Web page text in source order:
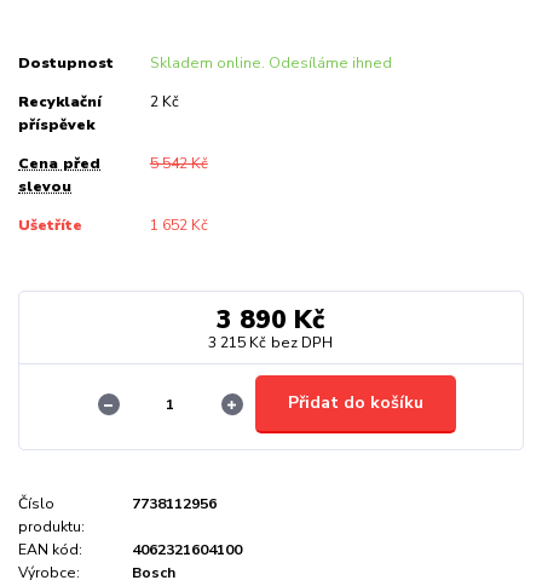
Dostupnost Skladem online. Odesíláme ihned
Recyklační
příspěvek
2 Kč
Cena před
slevou
5 542 Kč
Ušetříte 1 652 Kč
3 890 Kč
3 215 Kč bez DPH
Přidat do košíku
Číslo
produktu:
7738112956
EAN kód:
4062321604100
Výrobce:
Bosch